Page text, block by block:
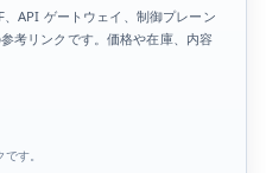
API ゲートウェイ、制御プレーン
考リンクです。価格や在庫、内容
す。